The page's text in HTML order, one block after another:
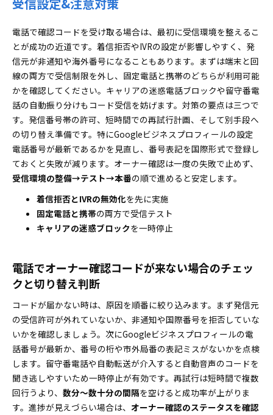
電話で確認コードを受け取る場合は、最初に受信環境を整えるこ
とが成功の近道です。着信拒否やIVRの設定が影響しやすく、発
信元が非通知や海外番号になることもあります。まずは端末と回
線の両方で受信制限を外し、固定電話と携帯のどちらが利用可能
かを確認してください。キャリアの迷惑電話ブロックや留守番電
話の自動振り分けもコード受信を妨げます。対策の要点は三つで
す。発信番号帯の許可、短時間での再試行計画、そして別手段へ
の切り替え準備です。特にGoogleビジネスプロフィールの設定
電話番号が最新であるかを見直し、番号表記を国際形式で登録し
ておくと失敗が減ります。オーナー確認は一度の失敗で止めず、
受信環境の整備→テスト→本番の順で進めると安定します。
着信拒否とIVRの無効化を先に実施
固定電話と携帯の両方で受信テスト
キャリアの迷惑ブロックを一時停止
電話でオーナー確認コードが来ない場合のチェッ
クと切り替え判断
コードが届かない時は、原因を順番に絞り込みます。まず発信元
の受信許可が外れていないか、非通知や国際番号を拒否していな
いかを確認しましょう。次にGoogleビジネスプロフィールの電
話番号が最新か、番号の桁や市外局番の表記ミスがないかを点検
します。留守番電話や自動転送が介入すると自動音声のコードを
聞き逃しやすいため一時停止が有効です。再試行は短時間で複数
回行うより、 数分〜数十分の間隔を空けると成功率が上がりま
す。進捗が見えづらい場合は、 オーナー確認のステータスを確認